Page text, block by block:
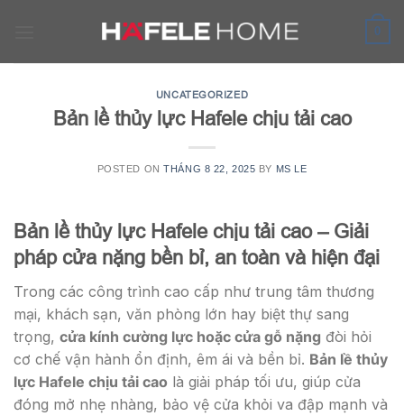
0
UNCATEGORIZED
Bản lề thủy lực Hafele chịu tải cao
POSTED ONTHÁNG 8 22, 2025 BY MS LE
Bản lề thủy lực Hafele chịu tải cao – Giải
pháp cửa nặng bền bỉ, an toàn và hiện đại
Trong các công trình cao cấp như trung tâm thương
mại, khách sạn, văn phòng lớn hay biệt thự sang
trọng, cửa kính cường lực hoặc cửa gỗ nặng đòi hỏi
cơ chế vận hành ổn định, êm ái và bền bỉ. Bản lề thủy
lực Hafele chịu tải cao là giải pháp tối ưu, giúp cửa
đóng mở nhẹ nhàng, bảo vệ cửa khỏi va đập mạnh và